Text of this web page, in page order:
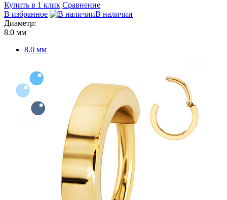
Купить в 1 клик Сравнение
В избранное
В наличии
Диаметр:
8.0 мм
8.0 мм